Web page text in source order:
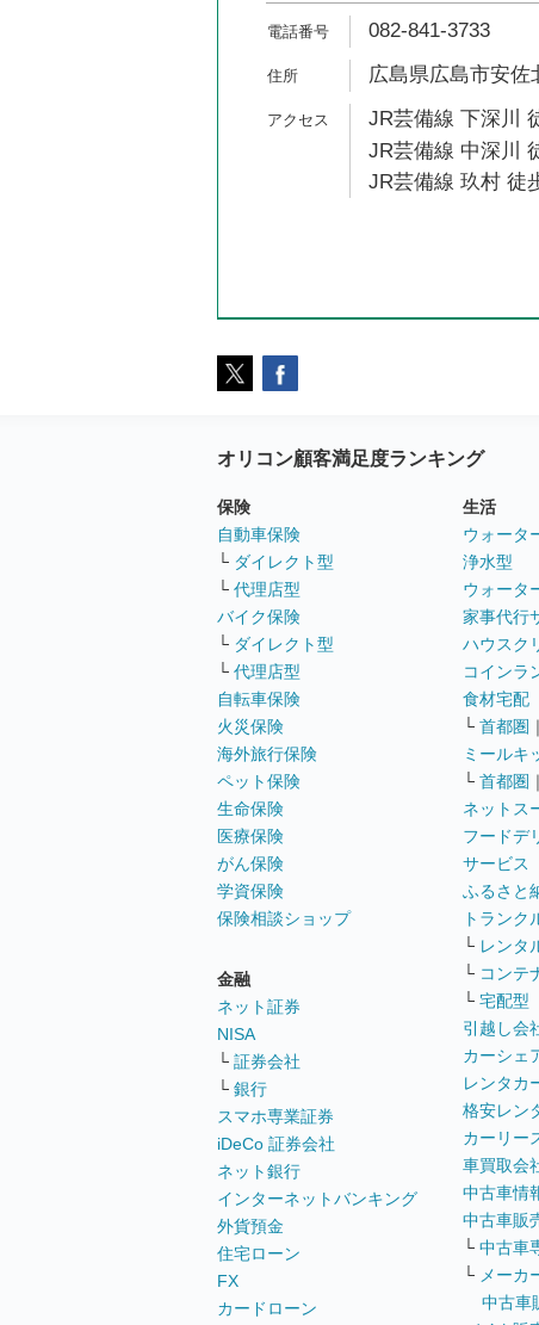
082-841-3733
広島県広島市安佐
JR芸備線 下深川
JR芸備線 中深川
JR芸備線 玖村 徒
オリコン顧客満足度ランキング
保険
自動車保険
└ ダイレクト型
└ 代理店型
バイク保険
└ ダイレクト型
└ 代理店型
自転車保険
火災保険
海外旅行保険
ペット保険
生命保険
医療保険
がん保険
学資保険
保険相談ショップ
金融
ネット証券
NISA
└ 証券会社
└ 銀行
スマホ専業証券
iDeCo 証券会社
ネット銀行
インターネットバンキング
外貨預金
住宅ローン
FX
カードローン
生活
ウォータ
浄水型
ウォータ
家事代行
ハウスク
コインラ
食材宅配
└ 首都圏 ｜
ミールキ
└ 首都圏 ｜
ネットス
フードデ
サービス
ふるさと
トランク
└ レンタ
└ コンテ
└ 宅配型
引越し会
カーシェ
レンタカ
格安レン
カーリー
車買取会
中古車情
中古車販
└ 中古車
└ メーカ
中古車